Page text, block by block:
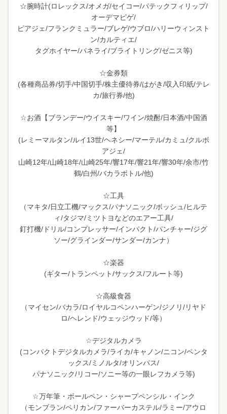
☆腕時計(ロレックス/オメガ/セイコー/パテックフィリップ/
オーデマピゲ/
ピアジェ/フランクミュラー/ブレゲ/ウブロ/ハリーウィンスト
ン/カルティエ/
タグホイヤー/パネライ/ブライトリング/ゼニス等)
☆金券類
(各種商品券/切手/中国切手/株主優待券/はがき/収入印紙/テレ
カ/旅行券/他)
☆お酒【ブランデー/ウイスキー/ワイン/焼酎/日本酒/中国酒
等】
(レミーマルタン/ルイ13世/ヘネシー/マーテル/カミュ/クルボ
アジェ/
山崎12年/山崎18年/山崎25年/響17年/響21年/響30年/余市/竹
鶴/白州/バカラボトル/他)
☆工具
（マキタ/日立工機/マックス/パナソニック/ボッシュ/ヒルテ
ィ/タジマ/ミツトヨなどのエアー工具/
釘打機/ドリル/コンプレッサー/インパクト/パンチャー/ジグ
ソー/グラインダー/サンダー/カンナ）
☆楽器
(ギター/トランペット/サックス/フルート等)
☆高級食器
（マイセン/バカラ/ロイヤルコペンハーゲン/ジノリ/リヤド
ロ/ヘレンド/ウェッジウッド/等）
☆デジタルカメラ
(コンパクトデジタルカメラ/ライカ/キャノン/ニコン/ペンタ
ックス/ミノルタ/オリンパス/
パナソニック/リコー/ソニー等の一眼レフカメラ等)
☆万年筆・ボールペン・シャープペンシル・インク
（モンブラン/ペリカン/ファーバーカステル/ラミー/アウロ